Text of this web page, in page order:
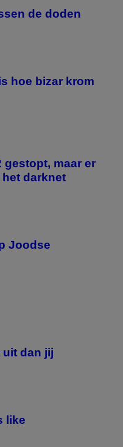
de doden
hoe bizar krom
gestopt, maar er
darknet
Joodse
uit dan jij
like